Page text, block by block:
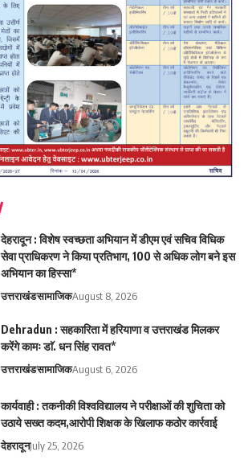
देहरादून : विशेष स्वच्छता अभियान में डीएम एवं सचिव विधिक
सेवा प्राधिकरण ने किया प्रतिभाग, 100 से अधिक लोग बने इस
अभियान का हिस्सा*
उत्तराखंडसामाजिकAugust 8, 2026
Dehradun : सहकारिता में हरियाणा व उत्तराखंड मिलकर
करेंगे कामः डाॅ. धन सिंह रावत*
उत्तराखंडसामाजिकAugust 6, 2026
कार्यवाही : तकनीकी विश्वविद्यालय ने परीक्षाओं की शुचिता को
उठाये सख्त कदम,आरोपी शिक्षक के खिलाफ कठोर कार्रवाई
देहरादूनJuly 25, 2026